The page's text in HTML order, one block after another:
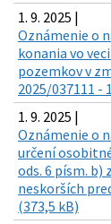
1. 9. 2025 |
Oznámenie o
konania vo
pozemkov v
2025/037111 -
1. 9. 2025 |
Oznámenie o
určení
ods. 6 písm. b)
neskorších
(373,5 kB)